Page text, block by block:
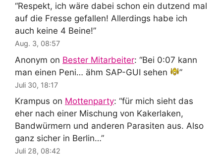
“Respekt, ich wäre dabei schon ein dutzend mal
auf die Fresse gefallen! Allerdings habe ich
auch keine 4 Beine!”
Aug. 3, 08:57
Anonym on Bester Mitarbeiter: “Bei 0:07 kann
man einen Peni… ähm SAP-GUI sehen
”
Juli 30, 18:17
Krampus on Mottenparty: “für mich sieht das
eher nach einer Mischung von Kakerlaken,
Bandwürmern und anderen Parasiten aus. Also
ganz sicher in Berlin…”
Juli 28, 08:42